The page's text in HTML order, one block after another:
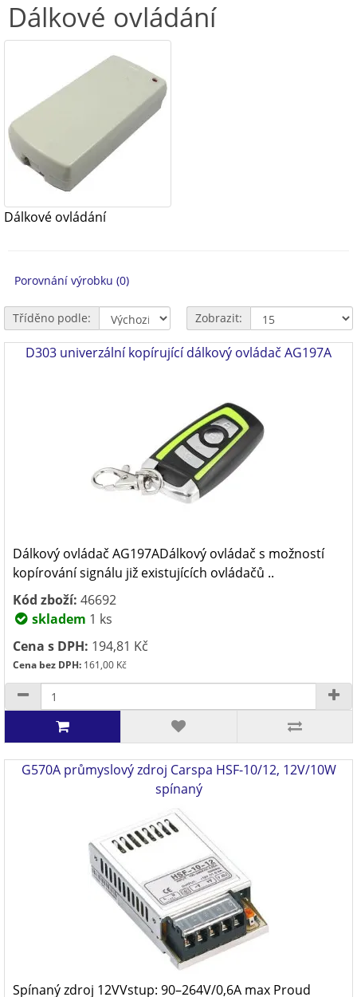
Dálkové ovládání
Dálkové ovládání
Porovnání výrobku (0)
Tříděno podle: Zobrazit:
D303 univerzální kopírující dálkový ovládač AG197A
Dálkový ovládač AG197ADálkový ovládač s možností
kopírování signálu již existujících ovládačů ..
Kód zboží: 46692
skladem 1 ks
Cena s DPH: 194,81 Kč
Cena bez DPH: 161,00 Kč
G570A průmyslový zdroj Carspa HSF-10/12, 12V/10W
spínaný
Spínaný zdroj 12VVstup: 90–264V/0,6A max Proud